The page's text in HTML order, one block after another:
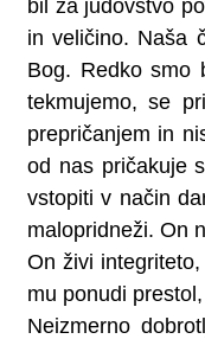
bil za judovstvo
in veličino. Naša
Bog. Redko smo
tekmujemo, se
prepričanjem in
od nas pričakuje
vstopiti v način
malopridneži. On
On živi
mu ponudi
Neizmerno